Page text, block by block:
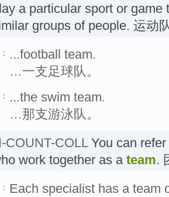
a particular sport or game
groups of people. 运动
...football team.
…一支足球队。
...the swim team.
…那支游泳队。
COUNT-COLLYou can refer
work together as a team.
Each specialist has a team